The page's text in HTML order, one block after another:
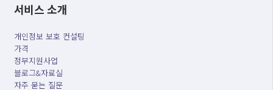
서비스 소개
개인정보 보호 컨설팅
가격
정부지원사업
블로그&자료실
자주 묻는 질문